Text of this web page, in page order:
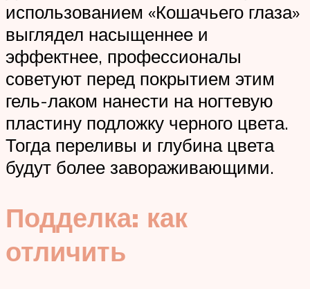
использованием «Кошачьего глаза»
выглядел насыщеннее и
эффектнее, профессионалы
советуют перед покрытием этим
гель-лаком нанести на ногтевую
пластину подложку черного цвета.
Тогда переливы и глубина цвета
будут более завораживающими.
Подделка: как
отличить